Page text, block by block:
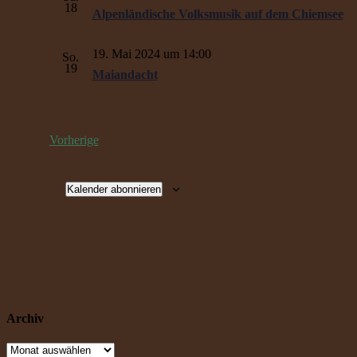
18
Alpenländische Volksmusik auf dem Chiemsee
So.
19
Maiandacht
19. Mai 2024 um 14:00
VorherigeVeranstaltungen
Kalender abonnieren
Archiv